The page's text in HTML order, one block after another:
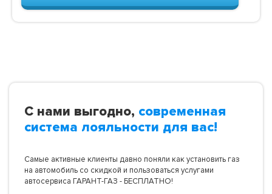
С нами выгодно, современная
система лояльности для вас!
Самые активные клиенты давно поняли как установить газ
на автомобиль со скидкой и пользоваться услугами
автосервиса ГАРАНТ-ГАЗ - БЕСПЛАТНО!